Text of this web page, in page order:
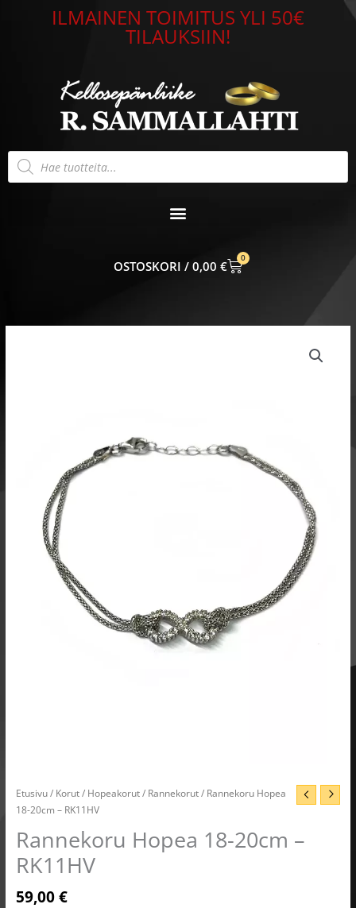
ILMAINEN TOIMITUS YLI 50€
TILAUKSIIN!
Products
search
0,00 €
0
CART
Etusivu/ Korut/ Hopeakorut/ Rannekorut/ Rannekoru Hopea
18-20cm – RK11HV
Rannekoru Hopea 18-20cm –
RK11HV
59,00€